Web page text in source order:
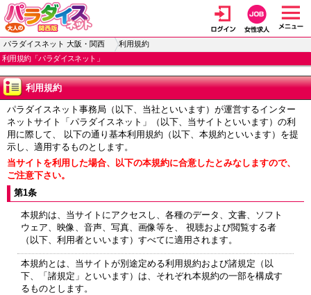
パラダイスネット 大阪・関西
利用規約
利用規約「パラダイスネット」
利用規約
パラダイスネット事務局（以下、当社といいます）が運営するインター
ネットサイト「パラダイスネット」（以下、当サイトといいます）の利
用に際して、 以下の通り基本利用規約（以下、本規約といいます）を提
示し、適用するものとします。
当サイトを利用した場合、以下の本規約に合意したとみなしますので、
ご注意下さい。
第1条
本規約は、当サイトにアクセスし、各種のデータ、文書、ソフト
ウェア、映像、音声、写真、画像等を、 視聴および閲覧する者
（以下、利用者といいます）すべてに適用されます。
本規約とは、当サイトが別途定める利用規約および諸規定（以
下、「諸規定」といいます）は、それぞれ本規約の一部を構成す
るものとします。